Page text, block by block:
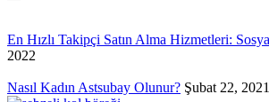
En Hızlı Takipçi Satın Alma Hizmetleri:
2022
Nasıl Kadın Astsubay Olunur? Şubat 22, 2021